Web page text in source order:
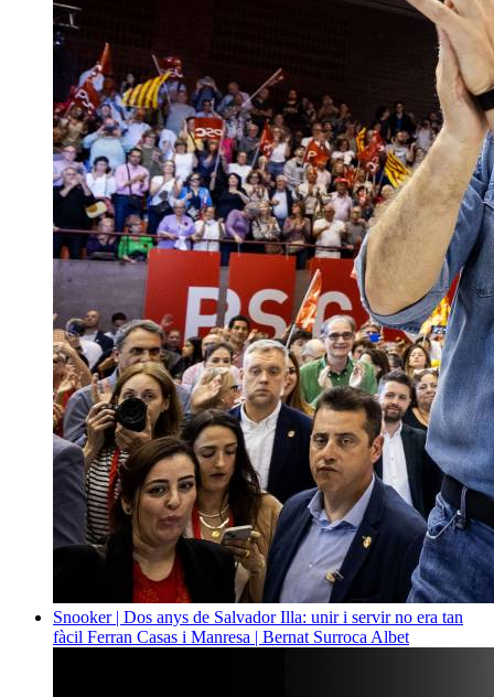
Snooker | Dos anys de Salvador Illa: unir i servir no era tan
fàcil Ferran Casas i Manresa | Bernat Surroca Albet